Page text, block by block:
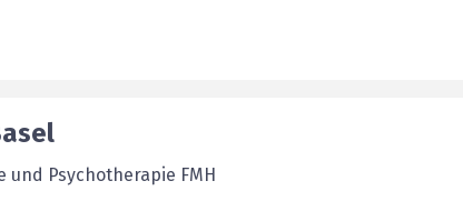
Psychotherapie FMH